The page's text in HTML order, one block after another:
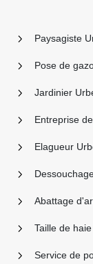
Paysagiste
Pose de
Jardinier
Entreprise
Elagueur
Abattage
Taille de
Service de